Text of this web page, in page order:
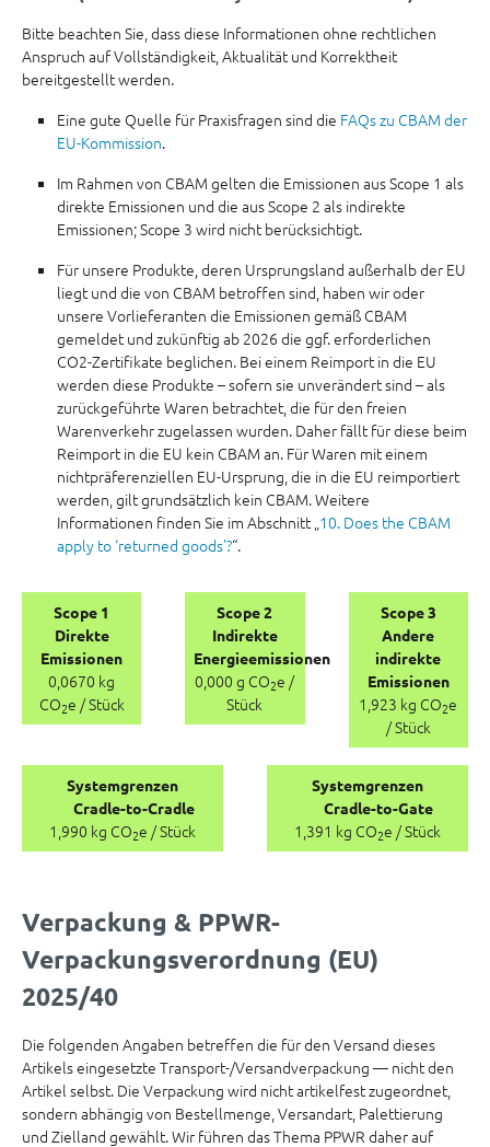
Bitte beachten Sie, dass diese Informationen ohne rechtlichen
Anspruch auf Vollständigkeit, Aktualität und Korrektheit
bereitgestellt werden.
Eine gute Quelle für Praxisfragen sind die FAQs zu CBAM der
EU-Kommission.
Im Rahmen von CBAM gelten die Emissionen aus Scope 1 als
direkte Emissionen und die aus Scope 2 als indirekte
Emissionen; Scope 3 wird nicht berücksichtigt.
Für unsere Produkte, deren Ursprungsland außerhalb der EU
liegt und die von CBAM betroffen sind, haben wir oder
unsere Vorlieferanten die Emissionen gemäß CBAM
gemeldet und zukünftig ab 2026 die ggf. erforderlichen
CO2-Zertifikate beglichen. Bei einem Reimport in die EU
werden diese Produkte – sofern sie unverändert sind – als
zurückgeführte Waren betrachtet, die für den freien
Warenverkehr zugelassen wurden. Daher fällt für diese beim
Reimport in die EU kein CBAM an. Für Waren mit einem
nichtpräferenziellen EU-Ursprung, die in die EU reimportiert
werden, gilt grundsätzlich kein CBAM. Weitere
Informationen finden Sie im Abschnitt „10. Does the CBAM
apply to ‘returned goods’?“.
Scope 1
Direkte
Emissionen
0,0670 kg
CO2e / Stück
Scope 2
Indirekte
Energieemissionen
0,000 g CO2e /
Stück
Scope 3
Andere
indirekte
Emissionen
1,923 kg CO2e
/ Stück
Systemgrenzen
Cradle-to-Cradle
1,990 kg CO2e / Stück
Systemgrenzen
Cradle-to-Gate
1,391 kg CO2e / Stück
Verpackung & PPWR-
Verpackungsverordnung (EU)
2025/40
Die folgenden Angaben betreffen die für den Versand dieses
Artikels eingesetzte Transport-/Versandverpackung — nicht den
Artikel selbst. Die Verpackung wird nicht artikelfest zugeordnet,
sondern abhängig von Bestellmenge, Versandart, Palettierung
und Zielland gewählt. Wir führen das Thema PPWR daher auf